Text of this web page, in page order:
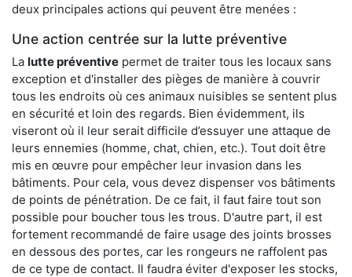
deux principales actions qui peuvent être menées :
Une action centrée sur la lutte préventive
La lutte préventive permet de traiter tous les locaux sans
exception et d'installer des pièges de manière à couvrir
tous les endroits où ces animaux nuisibles se sentent plus
en sécurité et loin des regards. Bien évidemment, ils
viseront où il leur serait difficile d’essuyer une attaque de
leurs ennemies (homme, chat, chien, etc.). Tout doit être
mis en œuvre pour empêcher leur invasion dans les
bâtiments. Pour cela, vous devez dispenser vos bâtiments
de points de pénétration. De ce fait, il faut faire tout son
possible pour boucher tous les trous. D'autre part, il est
fortement recommandé de faire usage des joints brosses
en dessous des portes, car les rongeurs ne raffolent pas
de ce type de contact. Il faudra éviter d'exposer les stocks,